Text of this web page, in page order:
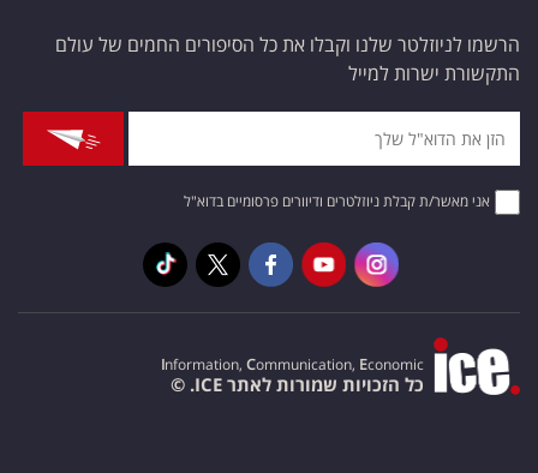
הרשמו לניוזלטר שלנו וקבלו את כל הסיפורים החמים של עולם
התקשורת ישרות למייל
אני מאשר/ת קבלת ניוזלטרים ודיוורים פרסומיים בדוא"ל
Information, Communication, Economic
כל הזכויות שמורות לאתר ICE. ©